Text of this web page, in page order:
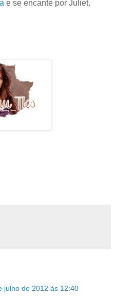
e se encante por Juliet.
julho de 2012 às 12:40